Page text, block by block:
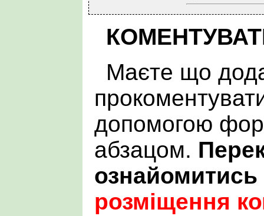
Маєте що
допомогою
абзацом.
розміщення